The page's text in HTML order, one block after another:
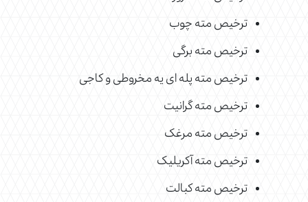
ترخیص مته چوب
ترخیص مته برگی
ترخیص مته پله ای یه مخروطی و کاجی
ترخیص مته گرانیت
ترخیص مته مرغک
ترخیص مته آکریلیک
ترخیص مته کبالت